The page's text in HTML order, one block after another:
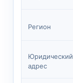
Регион
Юридический
адрес